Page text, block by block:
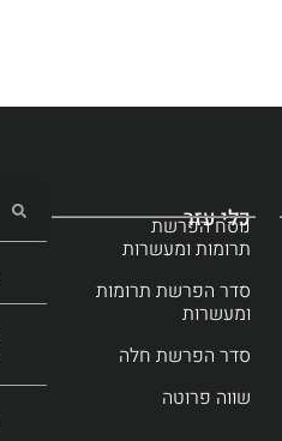
כלי עזר
נוסח הפרשת
תרומות ומעשרות
סדר הפרשת תרומות
ומעשרות
סדר הפרשת חלה
שווה פרוטה